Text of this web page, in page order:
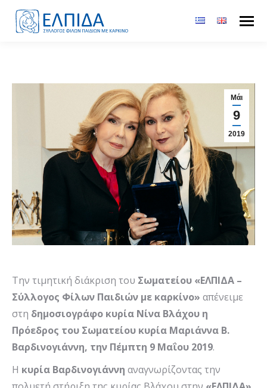
Μάι
9
2019
Την τιμητική διάκριση του Σωματείου «ΕΛΠΙΔΑ –
Σύλλογος Φίλων Παιδιών με καρκίνο» απένειμε
στη δημοσιογράφο κυρία Νίνα Βλάχου η
Πρόεδρος του Σωματείου κυρία Μαριάννα Β.
Βαρδινογιάννη, την Πέμπτη 9 Μαΐου 2019.
Η κυρία Βαρδινογιάννη αναγνωρίζοντας την